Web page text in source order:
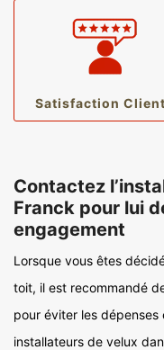
Satisfaction
Contactez
Franck pour lui
engagement
Lorsque vous êtes
toit, il est recommandé
pour éviter les
installateurs de velux